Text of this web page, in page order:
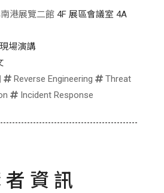
港展覽二館 4F 展區會議室 4A
現場演講
Reverse Engineering
Threat
Incident Response
者資訊